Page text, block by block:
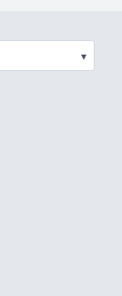
LCD-▾